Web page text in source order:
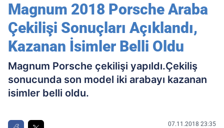
Oldu
Magnum 2018 Porsche Araba
Çekilişi Sonuçları Açıklandı,
Kazanan İsimler Belli Oldu
Magnum Porsche çekilişi yapıldı.Çekiliş
sonucunda son model iki arabayı kazanan
isimler belli oldu.
07.11.2018 23:35